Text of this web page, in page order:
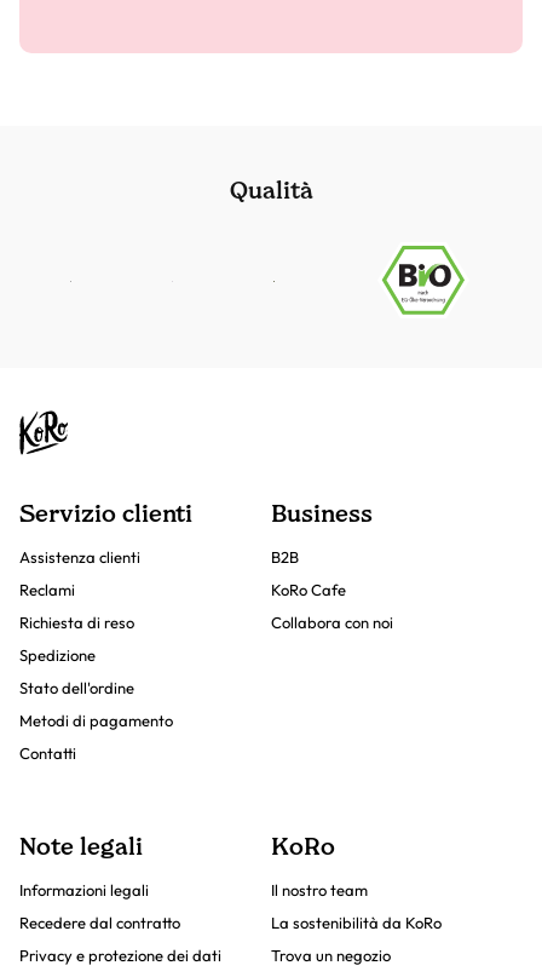
Qualità
Servizio clienti
Assistenza clienti
Reclami
Richiesta di reso
Spedizione
Stato dell'ordine
Metodi di pagamento
Contatti
Business
B2B
KoRo Cafe
Collabora con noi
Note legali
Informazioni legali
Recedere dal contratto
Privacy e protezione dei dati
KoRo
Il nostro team
La sostenibilità da KoRo
Trova un negozio